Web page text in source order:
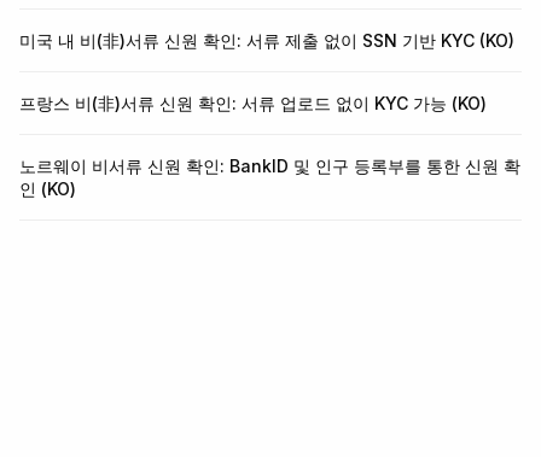
미국 내 비(非)서류 신원 확인: 서류 제출 없이 SSN 기반 KYC (KO)
프랑스 비(非)서류 신원 확인: 서류 업로드 없이 KYC 가능 (KO)
노르웨이 비서류 신원 확인: BankID 및 인구 등록부를 통한 신원 확
인 (KO)